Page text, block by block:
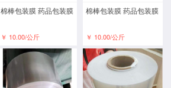
棉棒包装膜 药品包装膜
￥ 10.00/公斤
棉棒包装膜 药品包装膜
￥ 10.00/公斤